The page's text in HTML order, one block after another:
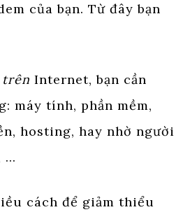
của bạn. Từ đây bạn
trên Internet, bạn cần
máy tính, phần mềm,
hosting, hay nhờ người
…
cách để giảm thiểu